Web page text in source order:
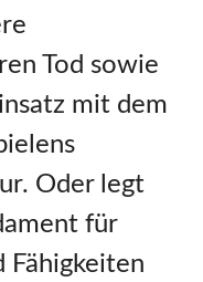
Tod sowie
mit dem
Oder legt
für
Fähigkeiten